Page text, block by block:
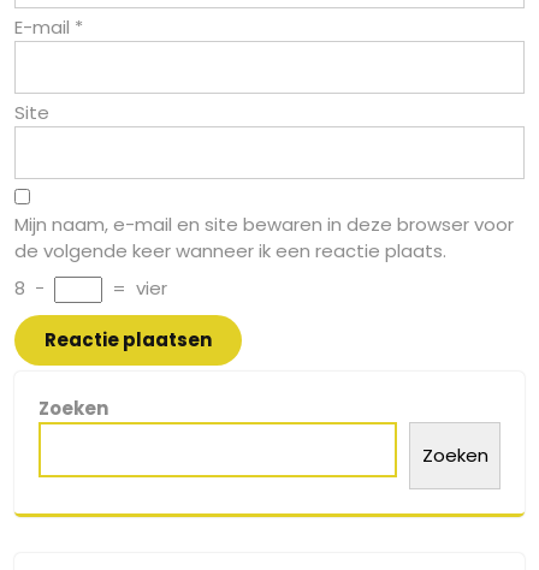
E-mail *
Site
Mijn naam, e-mail en site bewaren in deze browser voor
de volgende keer wanneer ik een reactie plaats.
8 − = vier
Zoeken
Zoeken